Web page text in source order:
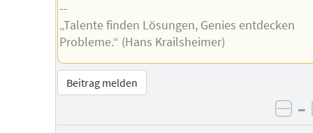
--
„Talente finden Lösungen, Genies entdecken
Probleme.“ (Hans Krailsheimer)
Beitrag melden
–